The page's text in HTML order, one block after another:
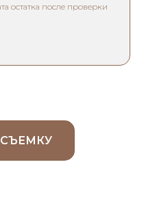
остатка после проверки